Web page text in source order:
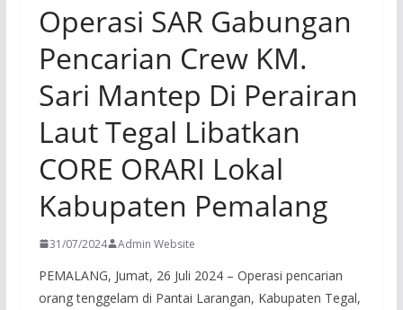
Operasi SAR Gabungan
Pencarian Crew KM.
Sari Mantep Di Perairan
Laut Tegal Libatkan
CORE ORARI Lokal
Kabupaten Pemalang
31/07/2024 Admin Website
PEMALANG, Jumat, 26 Juli 2024 – Operasi pencarian
orang tenggelam di Pantai Larangan, Kabupaten Tegal,